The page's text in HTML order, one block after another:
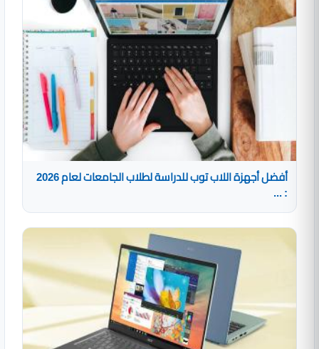
أفضل أجهزة اللاب توب للدراسة لطلاب الجامعات لعام 2026
: ...